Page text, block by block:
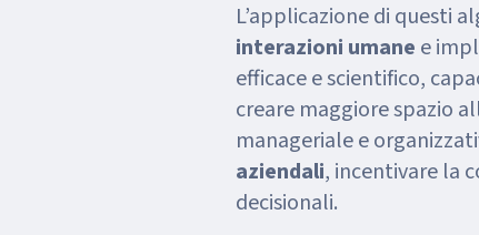
L’applicazione di questi
interazioni umane e
efficace e scientifico,
creare maggiore spazio
manageriale e
aziendali, incentivare la
decisionali.